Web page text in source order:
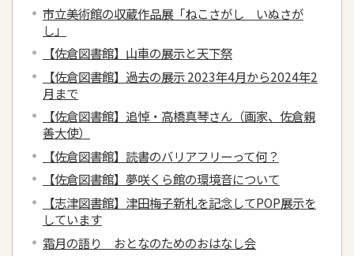
市立美術館の収蔵作品展「ねこさがし いぬさが
し」
【佐倉図書館】山車の展示と天下祭
【佐倉図書館】過去の展示 2023年4月から2024年2
月まで
【佐倉図書館】追悼・高橋真琴さん（画家、佐倉親
善大使）
【佐倉図書館】読書のバリアフリーって何？
【佐倉図書館】夢咲くら館の環境音について
【志津図書館】津田梅子新札を記念してPOP展示を
しています
霜月の語り おとなのためのおはなし会